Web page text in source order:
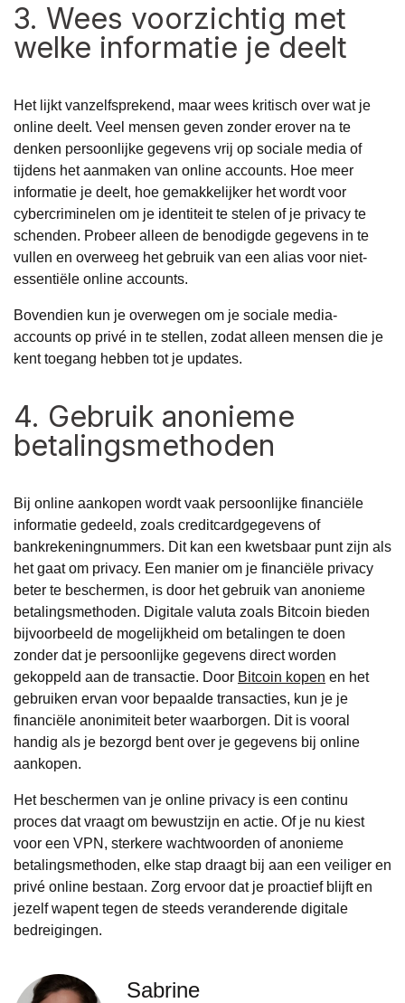
3. Wees voorzichtig met
welke informatie je deelt
Het lijkt vanzelfsprekend, maar wees kritisch over wat je
online deelt. Veel mensen geven zonder erover na te
denken persoonlijke gegevens vrij op sociale media of
tijdens het aanmaken van online accounts. Hoe meer
informatie je deelt, hoe gemakkelijker het wordt voor
cybercriminelen om je identiteit te stelen of je privacy te
schenden. Probeer alleen de benodigde gegevens in te
vullen en overweeg het gebruik van een alias voor niet-
essentiële online accounts.
Bovendien kun je overwegen om je sociale media-
accounts op privé in te stellen, zodat alleen mensen die je
kent toegang hebben tot je updates.
4. Gebruik anonieme
betalingsmethoden
Bij online aankopen wordt vaak persoonlijke financiële
informatie gedeeld, zoals creditcardgegevens of
bankrekeningnummers. Dit kan een kwetsbaar punt zijn als
het gaat om privacy. Een manier om je financiële privacy
beter te beschermen, is door het gebruik van anonieme
betalingsmethoden. Digitale valuta zoals Bitcoin bieden
bijvoorbeeld de mogelijkheid om betalingen te doen
zonder dat je persoonlijke gegevens direct worden
gekoppeld aan de transactie. Door Bitcoin kopen en het
gebruiken ervan voor bepaalde transacties, kun je je
financiële anonimiteit beter waarborgen. Dit is vooral
handig als je bezorgd bent over je gegevens bij online
aankopen.
Het beschermen van je online privacy is een continu
proces dat vraagt om bewustzijn en actie. Of je nu kiest
voor een VPN, sterkere wachtwoorden of anonieme
betalingsmethoden, elke stap draagt bij aan een veiliger en
privé online bestaan. Zorg ervoor dat je proactief blijft en
jezelf wapent tegen de steeds veranderende digitale
bedreigingen.
Sabrine